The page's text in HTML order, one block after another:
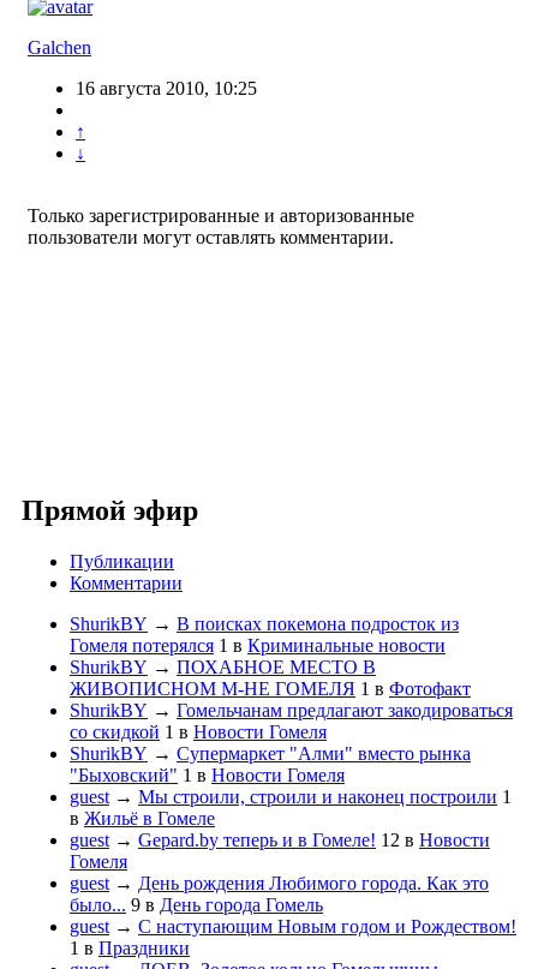
Galchen
16 августа 2010, 10:25
↑
↓
Только зарегистрированные и авторизованные
пользователи могут оставлять комментарии.
Прямой эфир
Публикации
Комментарии
ShurikBY → В поисках покемона подросток из
Гомеля потерялся 1 в Криминальные новости
ShurikBY → ПОХАБНОЕ МЕСТО В
ЖИВОПИСНОМ М-НЕ ГОМЕЛЯ 1 в Фотофакт
ShurikBY → Гомельчанам предлагают закодироваться
со скидкой 1 в Новости Гомеля
ShurikBY → Супермаркет "Алми" вместо рынка
"Быховский" 1 в Новости Гомеля
guest → Мы строили, строили и наконец построили 1
в Жильё в Гомеле
guest → Gepard.by теперь и в Гомеле! 12 в Новости
Гомеля
guest → День рождения Любимого города. Как это
было... 9 в День города Гомель
guest → С наступающим Новым годом и Рождеством!
1 в Праздники